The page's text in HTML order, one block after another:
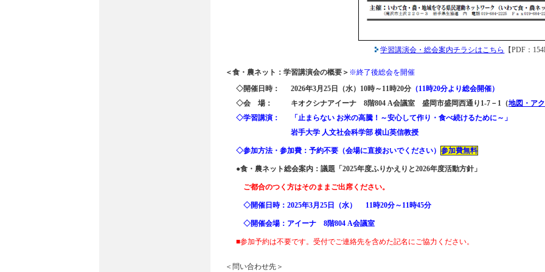
学習講演会・総会案内チラシはこちら 【PDF：
＜食・農ネット：学習講演会の概要＞ ※終了後総会を開催
◇開催日時：
2026年3月25日（水）10時～11時20分 （11時20分より総会開催）
◇会 場：
キオクシナアイーナ 8階804 A会議室 盛岡市盛岡西通り1-7－1（地図・ア
◇学習講演：
「止まらない お米の高騰！～安心して作り・食べ続けるために～」
岩手大学 人文社会科学部 横山英信教授
◇参加方法・参加費：予約不要（会場に直接おいでください） 参加費無料
●食・農ネット総会案内：議題「2025年度ふりかえりと2026年度活動方針」
ご都合のつく方はそのままご出席ください。
◇開催日時：2025年3月25日（水） 11時20分～11時45分
◇開催会場：アイーナ 8階804 A会議室
■参加予約は不要です。受付でご連絡先を含めた記名にご協力ください。
＜問い合わせ先＞